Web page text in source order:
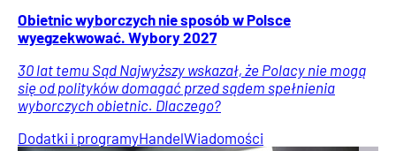
Obietnic wyborczych nie sposób w Polsce
wyegzekwować. Wybory 2027
30 lat temu Sąd Najwyższy wskazał, że Polacy nie mogą
się od polityków domagać przed sądem spełnienia
wyborczych obietnic. Dlaczego?
Dodatki i programyHandelWiadomości